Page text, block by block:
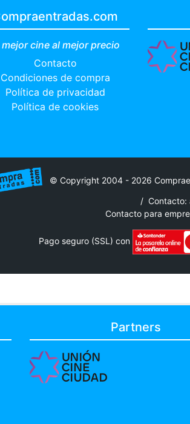
mejor cine al mejor precio
Contacto
Condiciones de compra
Política de privacidad
Política de cookies
© Copyright 2004 - 2026
/ Contacto:
Contacto para
Pago seguro (SSL) con
Partners